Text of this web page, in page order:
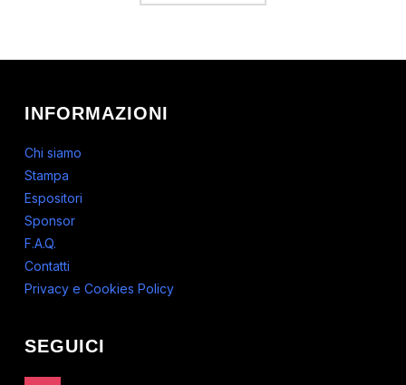
INFORMAZIONI
Chi siamo
Stampa
Espositori
Sponsor
F.A.Q.
Contatti
Privacy e Cookies Policy
SEGUICI